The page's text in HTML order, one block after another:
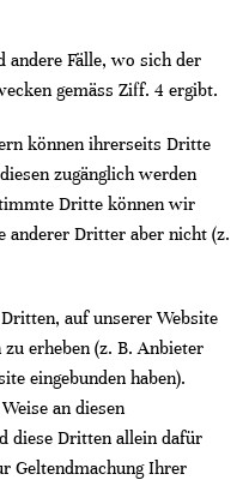
andere Fälle, wo sich der
gemäss Ziff. 4 ergibt.
können ihrerseits Dritte
zugänglich werden
Dritte können wir
anderer Dritter aber nicht (z.
auf unserer Website
erheben (z. B. Anbieter
eingebunden haben).
an diesen
diese Dritten allein dafür
Geltendmachung Ihrer